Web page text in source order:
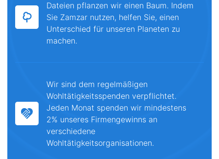
Dateien pflanzen wir einen Baum. Indem
Sie Zamzar nutzen, helfen Sie, einen
Unterschied für unseren Planeten zu
machen.
Wir sind dem regelmäßigen
Wohltätigkeitsspenden verpflichtet.
Jeden Monat spenden wir mindestens
2% unseres Firmengewinns an
verschiedene
Wohltätigkeitsorganisationen.